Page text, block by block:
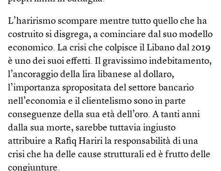
L’harirismo scompare mentre tutto quello che ha
costruito si disgrega, a cominciare dal suo modello
economico. La crisi che colpisce il Libano dal 2019
è uno dei suoi effetti. Il gravissimo indebitamento,
l’ancoraggio della lira libanese al dollaro,
l’importanza spropositata del settore bancario
nell’economia e il clientelismo sono in parte
conseguenze della sua età dell’oro. A tanti anni
dalla sua morte, sarebbe tuttavia ingiusto
attribuire a Rafiq Hariri la responsabilità di una
crisi che ha delle cause strutturali ed è frutto delle
congiunture.